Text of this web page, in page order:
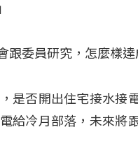
委員研究，怎麼樣達
是否開出住宅接水接
給冷月部落，未來將